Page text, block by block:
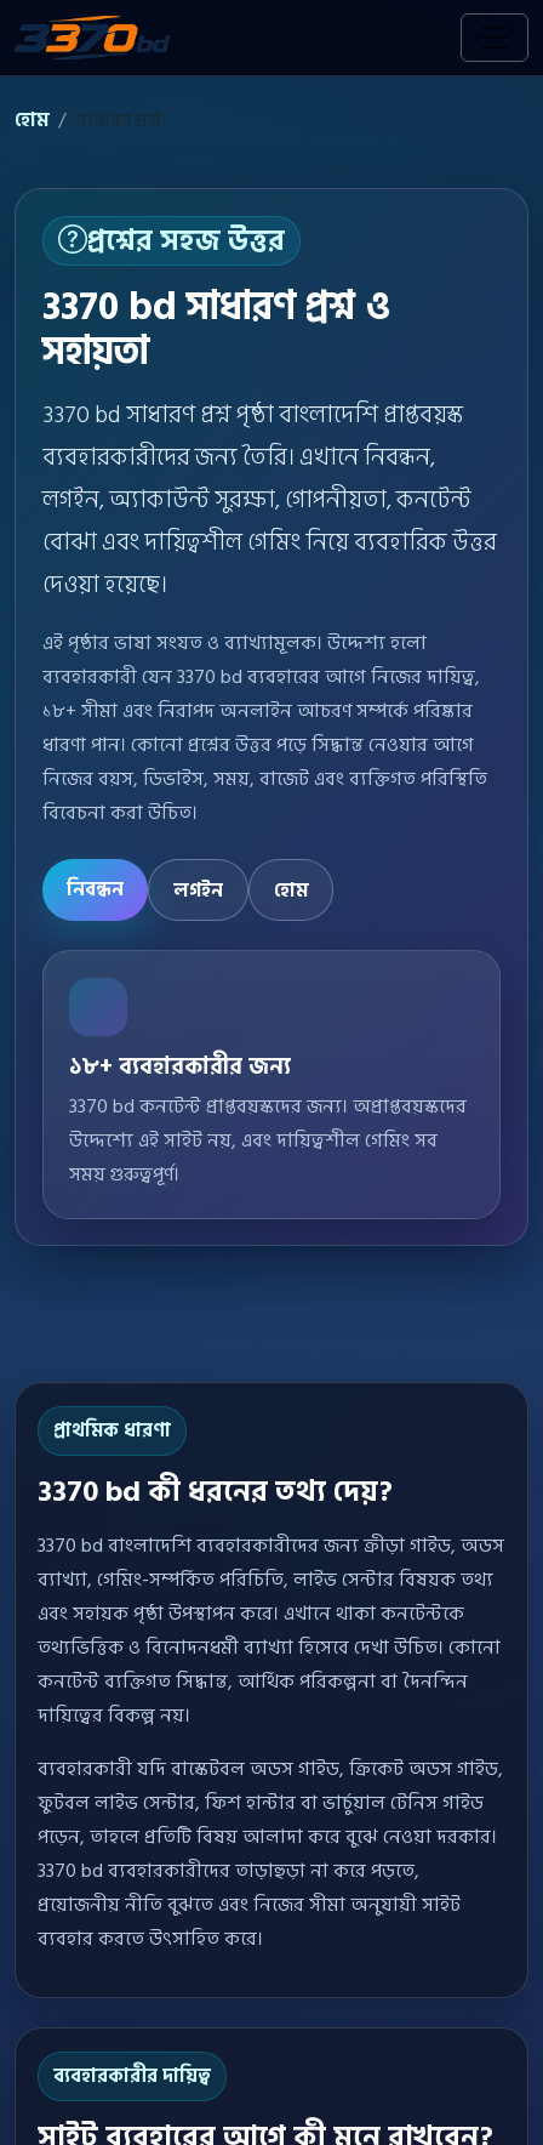
হোম সাধারণ প্রশ্ন
প্রশ্নের সহজ উত্তর
3370 bd সাধারণ প্রশ্ন ও
সহায়তা
3370 bd সাধারণ প্রশ্ন পৃষ্ঠা বাংলাদেশি প্রাপ্তবয়স্ক
ব্যবহারকারীদের জন্য তৈরি। এখানে নিবন্ধন,
লগইন, অ্যাকাউন্ট সুরক্ষা, গোপনীয়তা, কনটেন্ট
বোঝা এবং দায়িত্বশীল গেমিং নিয়ে ব্যবহারিক উত্তর
দেওয়া হয়েছে।
এই পৃষ্ঠার ভাষা সংযত ও ব্যাখ্যামূলক। উদ্দেশ্য হলো
ব্যবহারকারী যেন 3370 bd ব্যবহারের আগে নিজের দায়িত্ব,
১৮+ সীমা এবং নিরাপদ অনলাইন আচরণ সম্পর্কে পরিষ্কার
ধারণা পান। কোনো প্রশ্নের উত্তর পড়ে সিদ্ধান্ত নেওয়ার আগে
নিজের বয়স, ডিভাইস, সময়, বাজেট এবং ব্যক্তিগত পরিস্থিতি
বিবেচনা করা উচিত।
নিবন্ধন লগইন হোম
১৮+ ব্যবহারকারীর জন্য
3370 bd কনটেন্ট প্রাপ্তবয়স্কদের জন্য। অপ্রাপ্তবয়স্কদের
উদ্দেশ্যে এই সাইট নয়, এবং দায়িত্বশীল গেমিং সব
সময় গুরুত্বপূর্ণ।
প্রাথমিক ধারণা
3370 bd কী ধরনের তথ্য দেয়?
3370 bd বাংলাদেশি ব্যবহারকারীদের জন্য ক্রীড়া গাইড, অডস
ব্যাখ্যা, গেমিং-সম্পর্কিত পরিচিতি, লাইভ সেন্টার বিষয়ক তথ্য
এবং সহায়ক পৃষ্ঠা উপস্থাপন করে। এখানে থাকা কনটেন্টকে
তথ্যভিত্তিক ও বিনোদনধর্মী ব্যাখ্যা হিসেবে দেখা উচিত। কোনো
কনটেন্ট ব্যক্তিগত সিদ্ধান্ত, আর্থিক পরিকল্পনা বা দৈনন্দিন
দায়িত্বের বিকল্প নয়।
ব্যবহারকারী যদি বাস্কেটবল অডস গাইড, ক্রিকেট অডস গাইড,
ফুটবল লাইভ সেন্টার, ফিশ হান্টার বা ভার্চুয়াল টেনিস গাইড
পড়েন, তাহলে প্রতিটি বিষয় আলাদা করে বুঝে নেওয়া দরকার।
3370 bd ব্যবহারকারীদের তাড়াহুড়া না করে পড়তে,
প্রয়োজনীয় নীতি বুঝতে এবং নিজের সীমা অনুযায়ী সাইট
ব্যবহার করতে উৎসাহিত করে।
ব্যবহারকারীর দায়িত্ব